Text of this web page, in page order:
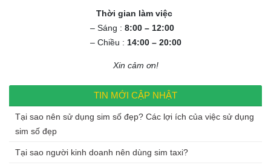
Thời gian làm việc
– Sáng : 8:00 – 12:00
– Chiều : 14:00 – 20:00
Xin cảm ơn!
TIN MỚI CẬP NHẬT
Tại sao nên sử dụng sim số đẹp? Các lợi ích của việc sử dụng
sim số đẹp
Tại sao người kinh doanh nên dùng sim taxi?